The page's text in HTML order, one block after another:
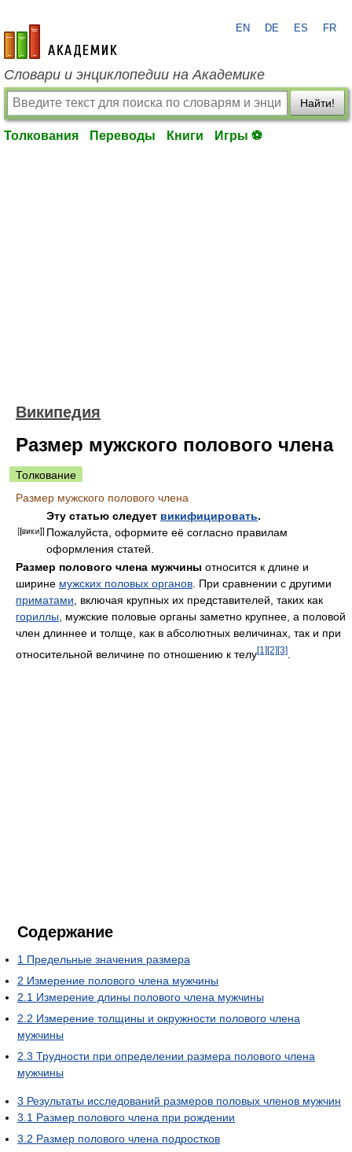
academic.ru
EN DE ES FR
Словари и энциклопедии на Академике
Найти!
Толкования Переводы Книги Игры ⚽
Википедия
Размер мужского полового члена
Толкование
Размер мужского полового члена
Эту статью следует викифицировать.
Пожалуйста, оформите её согласно правилам
оформления статей.
Размер полового члена мужчины относится к длине и
ширине мужских половых органов . При сравнении с другими
приматами , включая крупных их представителей, таких как
гориллы , мужские половые органы заметно крупнее, а половой
член длиннее и толще, как в абсолютных величинах, так и при
относительной величине по отношению к телу[1][2][3]
Содержание
1 Предельные значения размера
2 Измерение полового члена мужчины
2.1 Измерение длины полового члена мужчины
2.2 Измерение толщины и окружности полового члена
мужчины
2.3 Трудности при определении размера полового члена
мужчины
3 Результаты исследований размеров половых членов мужчин
3.1 Размер полового члена при рождении
3.2 Размер полового члена подростков